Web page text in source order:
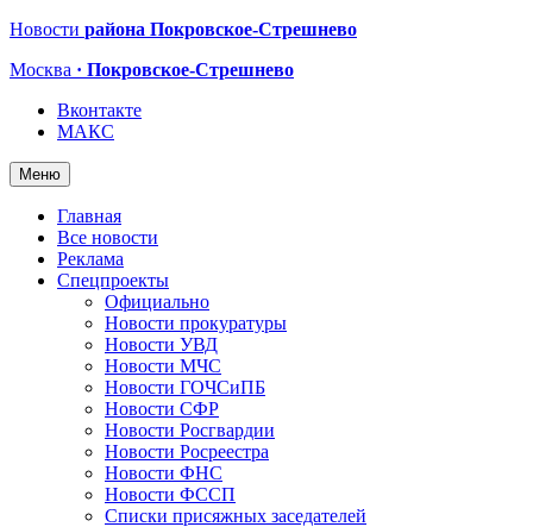
Новости района Покровское-Стрешнево
Москва · Покровское-Стрешнево
Вконтакте
МАКС
Меню
Главная
Все новости
Реклама
Спецпроекты
Официально
Новости прокуратуры
Новости УВД
Новости МЧС
Новости ГОЧСиПБ
Новости СФР
Новости Росгвардии
Новости Росреестра
Новости ФНС
Новости ФССП
Списки присяжных заседателей